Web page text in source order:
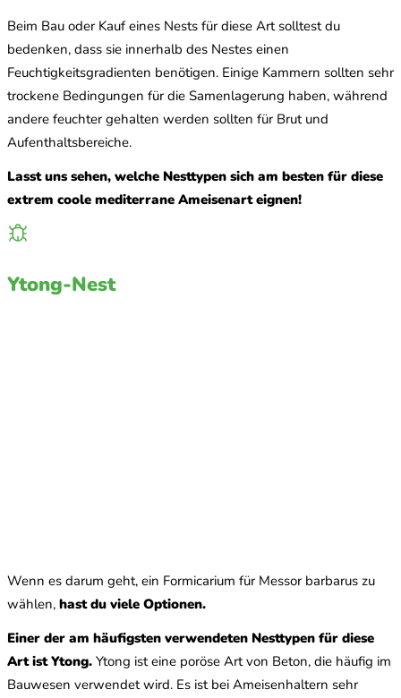
Beim Bau oder Kauf eines Nests für diese Art solltest du
bedenken, dass sie innerhalb des Nestes einen
Feuchtigkeitsgradienten benötigen. Einige Kammern sollten sehr
trockene Bedingungen für die Samenlagerung haben, während
andere feuchter gehalten werden sollten für Brut und
Aufenthaltsbereiche.
Lasst uns sehen, welche Nesttypen sich am besten für diese
extrem coole mediterrane Ameisenart eignen!
Ytong-Nest
Wenn es darum geht, ein Formicarium für Messor barbarus zu
wählen, hast du viele Optionen.
Einer der am häufigsten verwendeten Nesttypen für diese
Art ist Ytong. Ytong ist eine poröse Art von Beton, die häufig im
Bauwesen verwendet wird. Es ist bei Ameisenhaltern sehr